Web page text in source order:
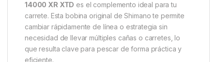
Shimano Bobina Ultegra 14000
XR XTD – Versatilidad y
Rendimiento para el Pescador